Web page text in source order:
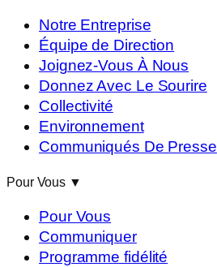
Notre Entreprise
Équipe de Direction
Joignez-Vous À Nous
Donnez Avec Le Sourire
Collectivité
Environnement
Communiqués De Presse
Pour Vous ▼
Pour Vous
Communiquer
Programme fidélité